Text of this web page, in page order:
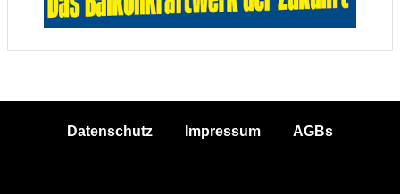
Datenschutz Impressum AGBs